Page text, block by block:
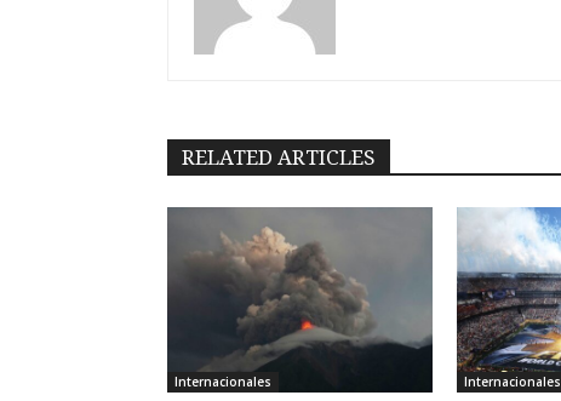
RELATED ARTICLES
Internacionales Internacionales